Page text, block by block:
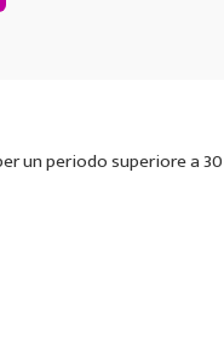
un periodo superiore a